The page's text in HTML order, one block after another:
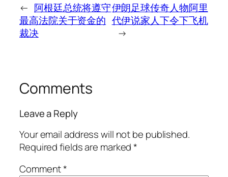
← 阿根廷总统将遵守
最高法院关于资金的
裁决
伊朗足球传奇人物阿里
代伊说家人下令下飞机
→
Comments
Leave a Reply
Your email address will not be published.
Required fields are marked*
Comment*